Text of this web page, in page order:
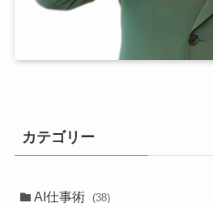
カテゴリー
AI仕事術 (38)